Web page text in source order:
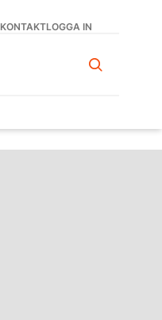
KONTAKTLOGGA IN